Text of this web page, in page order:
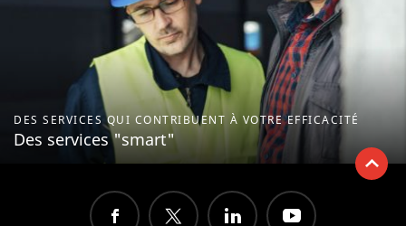
DES SERVICES QUI CONTRIBUENT À VOTRE EFFICACITÉ
Des services "smart"